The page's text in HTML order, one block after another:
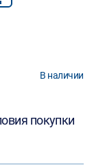
В наличии
покупки